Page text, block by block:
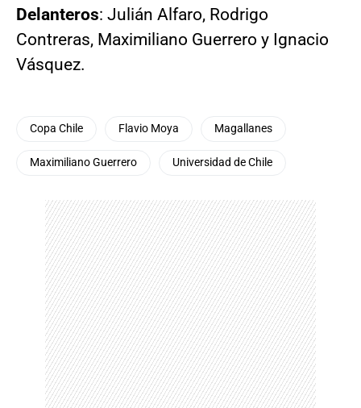
Delanteros: Julián Alfaro, Rodrigo
Contreras, Maximiliano Guerrero y Ignacio
Vásquez.
Copa Chile Flavio Moya Magallanes
Maximiliano Guerrero Universidad de Chile